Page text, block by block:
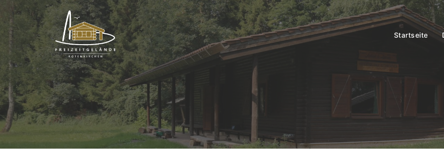
Zum
Inhalt
springen
Startseite